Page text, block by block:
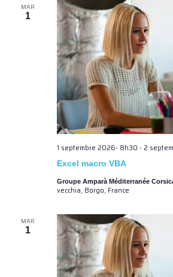
MAR
1
Excel macro VBA
1 septembre 2026- 8h30 - 2
Groupe Amparà Méditerranée
vecchia, Borgo, France
MAR
1